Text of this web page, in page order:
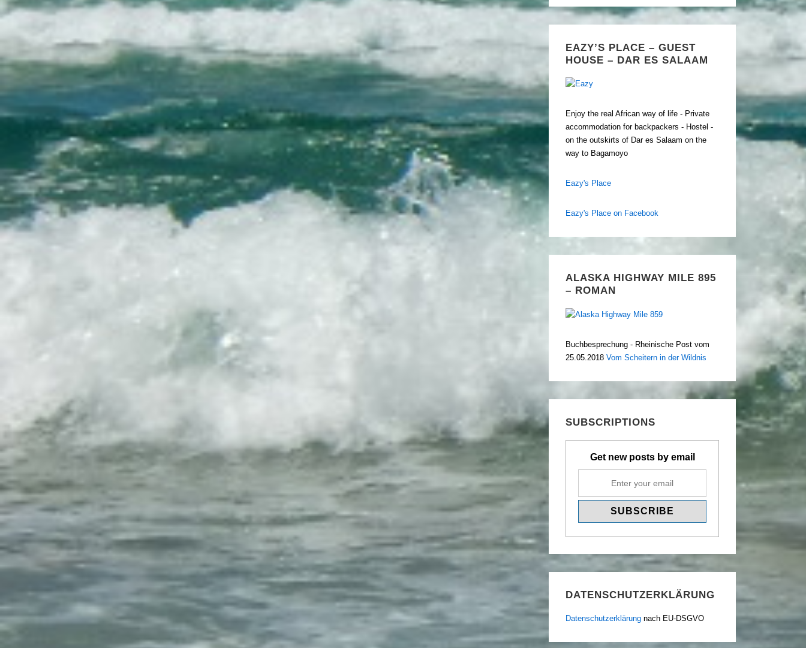
EAZY’S PLACE – GUEST
HOUSE – DAR ES SALAAM
Enjoy the real African way of life - Private
accommodation for backpackers - Hostel -
on the outskirts of Dar es Salaam on the
way to Bagamoyo
Eazy's Place
Eazy's Place on Facebook
ALASKA HIGHWAY MILE 895
– ROMAN
Buchbesprechung - Rheinische Post vom
25.05.2018 Vom Scheitern in der Wildnis
SUBSCRIPTIONS
Get new posts by email
DATENSCHUTZERKLÄRUNG
Datenschutzerklärung nach EU-DSGVO